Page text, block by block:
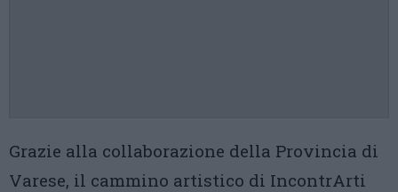
Grazie alla collaborazione della Provincia di
Varese, il cammino artistico di IncontrArti